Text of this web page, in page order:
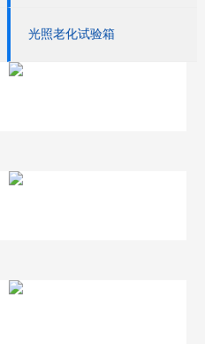
光照老化试验箱